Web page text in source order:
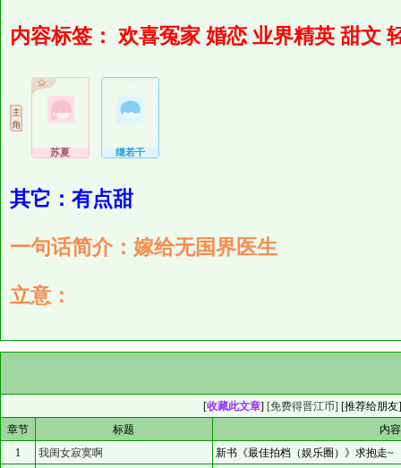
内容标签： 欢喜冤家 婚恋 业界精英 甜文
苏夏 继若干
其它：有点甜
一句话简介：嫁给无国界医生
立意：
[收藏此文章] [免费得晋江币] [推荐给朋友
章节
标题
内
1
我闺女寂寞啊
新书《最佳拍档（娱乐圈）》求抱走~